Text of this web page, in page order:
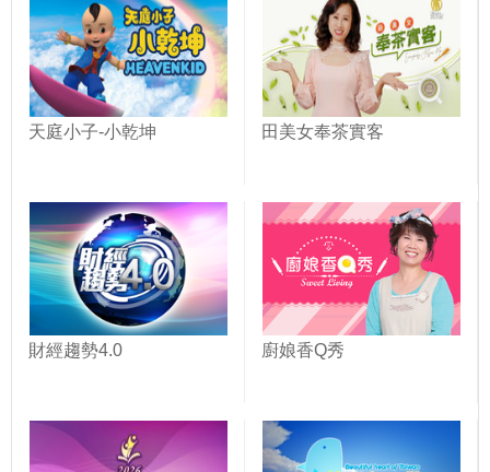
天庭小子-小乾坤 田美女奉茶實客
財經趨勢4.0 廚娘香Q秀